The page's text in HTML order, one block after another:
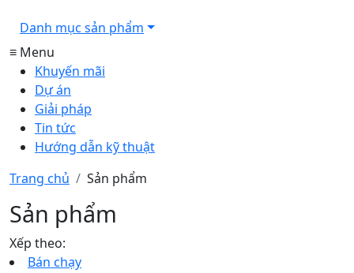
Danh mục sản phẩm
≡ Menu
Khuyến mãi
Dự án
Giải pháp
Tin tức
Hướng dẫn kỹ thuật
Trang chủ
Sản phẩm
Sản phẩm
Xếp theo:
Bán chạy